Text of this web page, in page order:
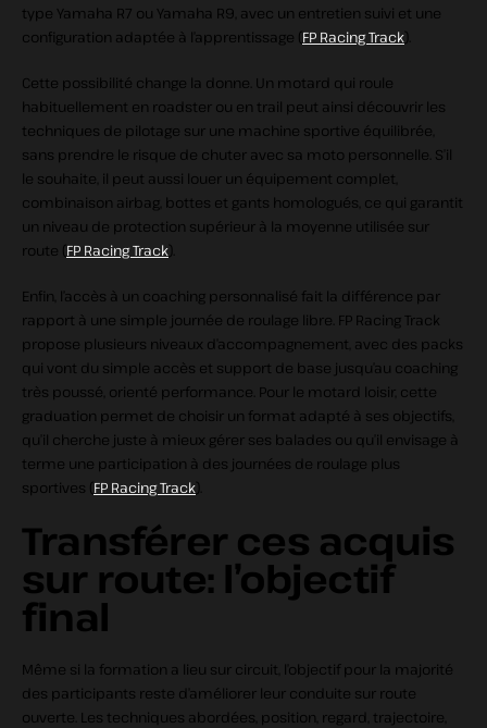
type Yamaha R7 ou Yamaha R9, avec un entretien suivi et une
configuration adaptée à l’apprentissage (FP Racing Track).
Cette possibilité change la donne. Un motard qui roule
habituellement en roadster ou en trail peut ainsi découvrir les
techniques de pilotage sur une machine sportive équilibrée,
sans prendre le risque de chuter avec sa moto personnelle. S’il
le souhaite, il peut aussi louer un équipement complet,
combinaison airbag, bottes et gants homologués, ce qui garantit
un niveau de protection supérieur à la moyenne utilisée sur
route (FP Racing Track).
Enfin, l’accès à un coaching personnalisé fait la différence par
rapport à une simple journée de roulage libre. FP Racing Track
propose plusieurs niveaux d’accompagnement, avec des packs
qui vont du simple accès et support de base jusqu’au coaching
très poussé, orienté performance. Pour le motard loisir, cette
graduation permet de choisir un format adapté à ses objectifs,
qu’il cherche juste à mieux gérer ses balades ou qu’il envisage à
terme une participation à des journées de roulage plus
sportives (FP Racing Track).
Transférer ces acquis
sur route: l’objectif
final
Même si la formation a lieu sur circuit, l’objectif pour la majorité
des participants reste d’améliorer leur conduite sur route
ouverte. Les techniques abordées, position, regard, trajectoire,